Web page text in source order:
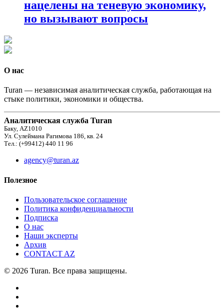
нацелены на теневую экономику,
но вызывают вопросы
О нас
Turan — независимая аналитическая служба, работающая на
стыке политики, экономики и общества.
Аналитическая служба Turan
Баку, AZ1010
Ул. Сулеймана Рагимова 186, кв. 24
Тел.: (+99412) 440 11 96
agency@turan.az
Полезное
Пользовательское соглашение
Политика конфиденциальности
Подписка
О нас
Наши эксперты
Архив
CONTACT AZ
© 2026 Turan. Все права защищены.